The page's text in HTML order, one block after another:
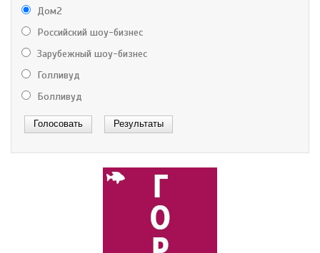
Дом2
Российский шоу-бизнес
Зарубежный шоу-бизнес
Голливуд
Болливуд